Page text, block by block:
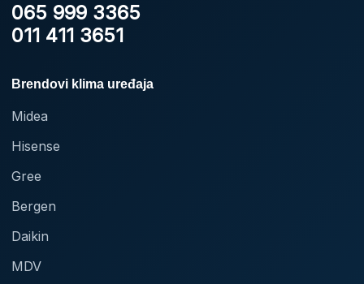
065 999 3365
011 411 3651
Brendovi klima uređaja
Midea
Hisense
Gree
Bergen
Daikin
MDV